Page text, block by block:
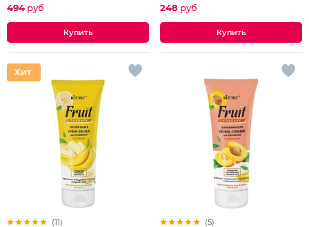
494 руб 248 руб
(11) (5)